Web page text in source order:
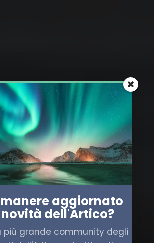
GROENLANDIA TRASPORTO
aggiornato
dell'Artico?
più grande community degli